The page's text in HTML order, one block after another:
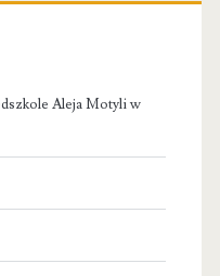
Aleja Motyli w